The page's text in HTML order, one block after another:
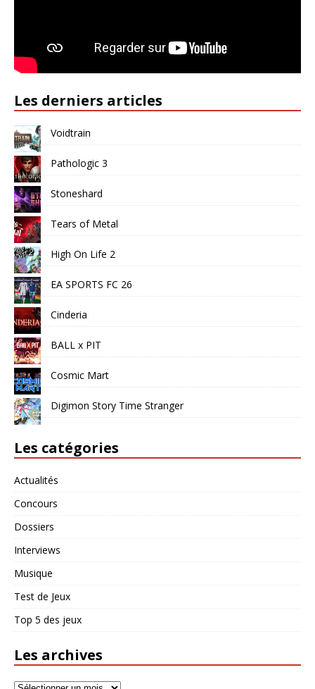
Les derniers articles
Voidtrain
Pathologic 3
Stoneshard
Tears of Metal
High On Life 2
EA SPORTS FC 26
Cinderia
BALL x PIT
Cosmic Mart
Digimon Story Time Stranger
Les catégories
Actualités
Concours
Dossiers
Interviews
Musique
Test de Jeux
Top 5 des jeux
Les archives